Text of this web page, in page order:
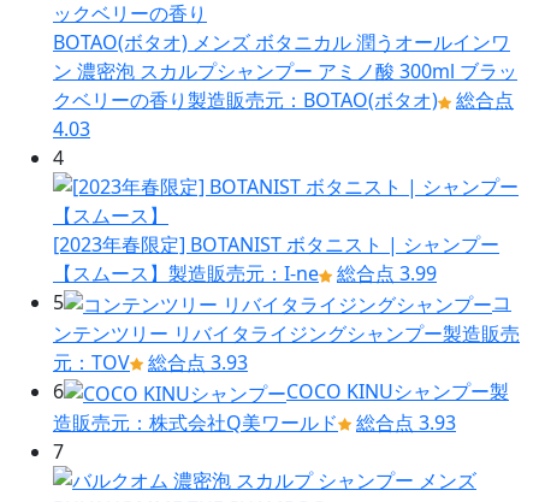
BOTAO(ボタオ) メンズ ボタニカル 潤うオールインワ
ン 濃密泡 スカルプシャンプー アミノ酸 300ml ブラッ
クベリーの香り製造販売元：BOTAO(ボタオ)
総合点
4.03
4
[2023年春限定] BOTANIST ボタニスト | シャンプー
【スムース】 製造販売元：I-ne
総合点 3.99
5
コ
ンテンツリー リバイタライジングシャンプー製造販売
元：TOV
総合点 3.93
6
COCO KINUシャンプー製
造販売元：株式会社Q美ワールド
総合点 3.93
7